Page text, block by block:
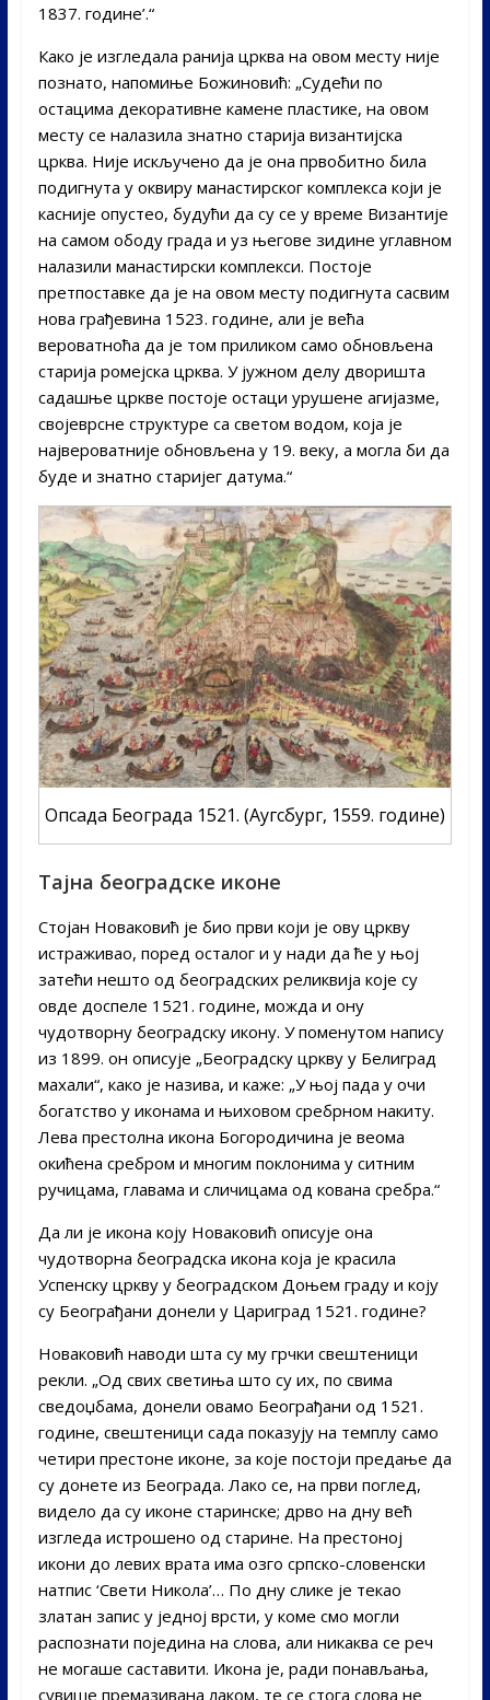
1837. године’.“
Како је изгледала ранија црква на овом месту није
познато, напомиње Божиновић: „Судећи по
остацима декоративне камене пластике, на овом
месту се налазила знатно старија византијска
црква. Није искључено да је она првобитно била
подигнута у оквиру манастирског комплекса који је
касније опустео, будући да су се у време Византије
на самом ободу града и уз његове зидине углавном
налазили манастирски комплекси. Постоје
претпоставке да је на овом месту подигнута сасвим
нова грађевина 1523. године, али је већа
вероватноћа да је том приликом само обновљена
старија ромејска црква. У јужном делу дворишта
садашње цркве постоје остаци урушене агијазме,
својеврсне структуре са светом водом, која је
највероватније обновљена у 19. веку, а могла би да
буде и знатно старијег датума.“
Опсада Београда 1521. (Аугсбург, 1559. године)
Тајна београдске иконе
Стојан Новаковић је био први који је ову цркву
истраживао, поред осталог и у нади да ће у њој
затећи нешто од београдских реликвија које су
овде доспеле 1521. године, можда и ону
чудотворну београдску икону. У поменутом напису
из 1899. он описује „Београдску цркву у Белиград
махали“, како је назива, и каже: „У њој пада у очи
богатство у иконама и њиховом сребрном накиту.
Лева престолна икона Богородичина је веома
окићена сребром и многим поклонима у ситним
ручицама, главама и сличицама од кована сребра.“
Да ли је икона коју Новаковић описује она
чудотворна београдска икона која је красила
Успенску цркву у београдском Доњем граду и коју
су Београђани донели у Цариград 1521. године?
Новаковић наводи шта су му грчки свештеници
рекли. „Од свих светиња што су их, по свима
сведоџбама, донели овамо Београђани од 1521.
године, свештеници сада показују на темплу само
четири престоне иконе, за које постоји предање да
су донете из Београда. Лако се, на први поглед,
видело да су иконе старинске; дрво на дну већ
изгледа истрошено од старине. На престоној
икони до левих врата има озго српско-словенски
натпис ‘Свети Никола’… По дну слике је текао
златан запис у једној врсти, у коме смо могли
распознати поједина на слова, али никаква се реч
не могаше саставити. Икона је, ради понављања,
сувише премазивана лаком, те се стога слова не